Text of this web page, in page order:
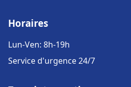
Horaires
Lun-Ven: 8h-19h
Service d'urgence 24/7